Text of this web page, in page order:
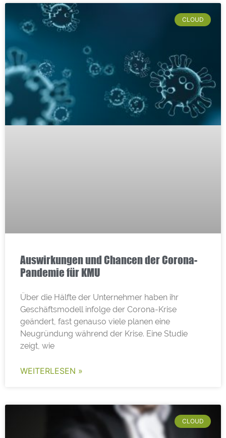
CLOUD
Auswirkungen und Chancen der Corona-
Pandemie für KMU
Über die Hälfte der Unternehmer haben ihr
Geschäftsmodell infolge der Corona-Krise
geändert, fast genauso viele planen eine
Neugründung während der Krise. Eine Studie
zeigt, wie
WEITERLESEN »
CLOUD